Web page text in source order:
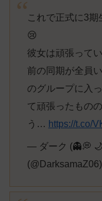
これで正式に3
😢
彼女は頑張って
前の同期が全員
のグループに入
て頑張ったもの
う… https://t.co/
— ダーク (👻💭
(@DarksamaZ06)